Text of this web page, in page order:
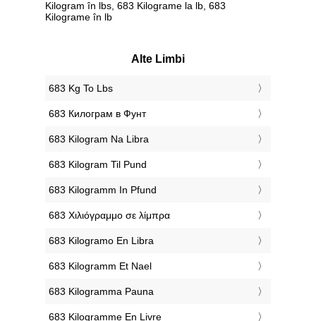
Kilogram în lbs, 683 Kilograme la lb, 683
Kilograme în lb
Alte Limbi
‎683 Kg To Lbs
‎683 Килограм в Фунт
‎683 Kilogram Na Libra
‎683 Kilogram Til Pund
‎683 Kilogramm In Pfund
‎683 Χιλιόγραμμο σε λίμπρα
‎683 Kilogramo En Libra
‎683 Kilogramm Et Nael
‎683 Kilogramma Pauna
‎683 Kilogramme En Livre